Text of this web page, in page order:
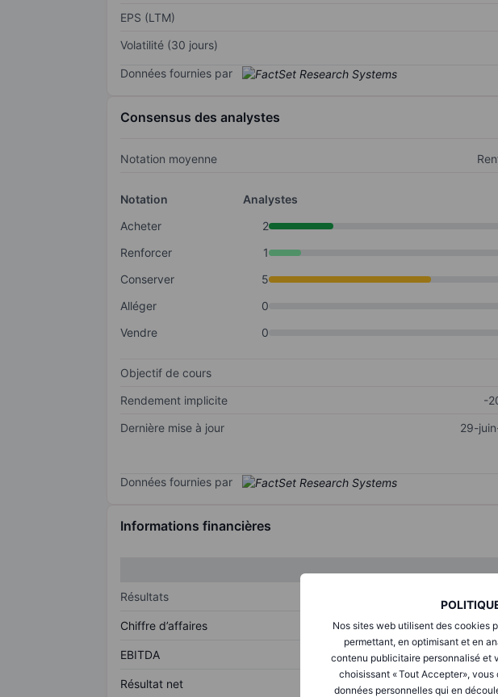
Nos sites web utilisent des cookies
permettant, en optimisant et en
contenu publicitaire personnalisé et
choisissant « Tout Accepter»,
données personnelles qui en
EPS (LTM)
Volatilité (30 jours)
Données fournies par
Consensus des analystes
Notation moyenne
Notation
Analystes
Acheter
2
Renforcer
1
Conserver
5
Alléger
0
Vendre
0
Objectif de cours
Rendement implicite
-
Dernière mise à jour
29-
Données fournies par
Informations financières
Résultats
Chiffre d’affaires
EBITDA
Résultat net